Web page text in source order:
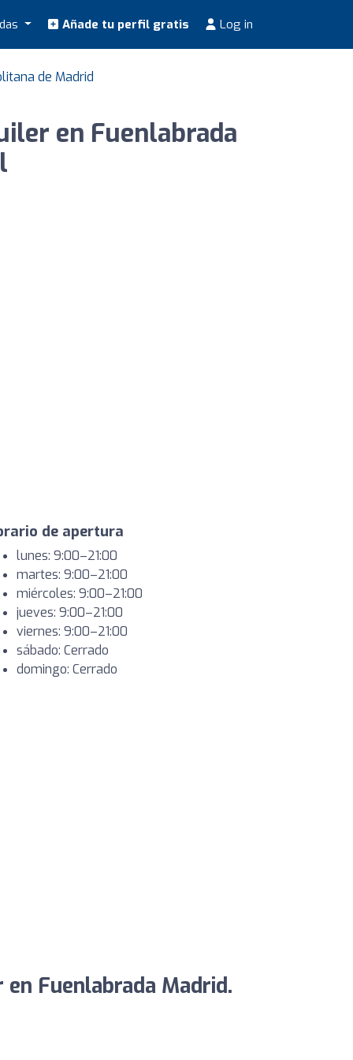
Añade tu perfil gratis Log in
de Madrid
en Fuenlabrada
de apertura
lunes: 9:00–21:00
martes: 9:00–21:00
miércoles: 9:00–21:00
jueves: 9:00–21:00
viernes: 9:00–21:00
sábado: Cerrado
domingo: Cerrado
Fuenlabrada Madrid.